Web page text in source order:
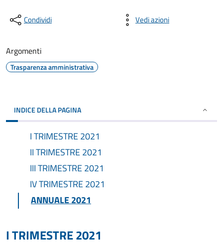
Condividi Vedi azioni
Argomenti
Trasparenza amministrativa
INDICE DELLA PAGINA
I TRIMESTRE 2021
II TRIMESTRE 2021
III TRIMESTRE 2021
IV TRIMESTRE 2021
ANNUALE 2021
I TRIMESTRE 2021